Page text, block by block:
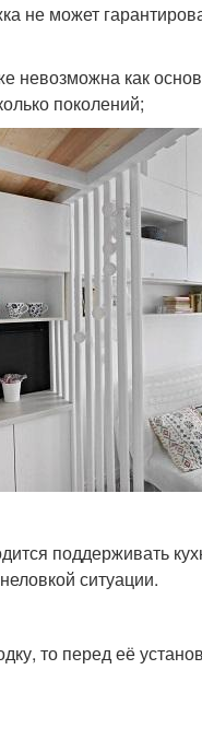
может
невозможна как
поколений;
поддерживать
ситуации.
то перед её